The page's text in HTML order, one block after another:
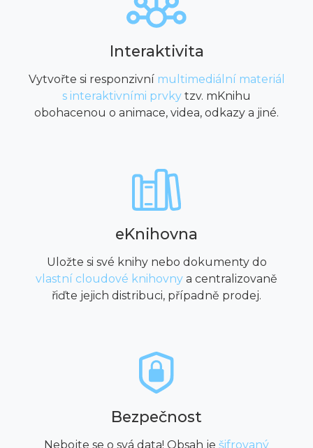
Interaktivita
Vytvořte si responzivní multimediální materiál
s interaktivními prvky tzv. mKnihu
obohacenou o animace, videa, odkazy a jiné.
eKnihovna
Uložte si své knihy nebo dokumenty do
vlastní cloudové knihovny a centralizovaně
řiďte jejich distribuci, případně prodej.
Bezpečnost
Nebojte se o svá data! Obsah je šifrovaný